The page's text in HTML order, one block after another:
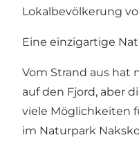
Lokalbevölkerung
Eine einzigartige
Vom Strand aus hat
auf den Fjord, aber
viele Möglichkeiten
im Naturpark